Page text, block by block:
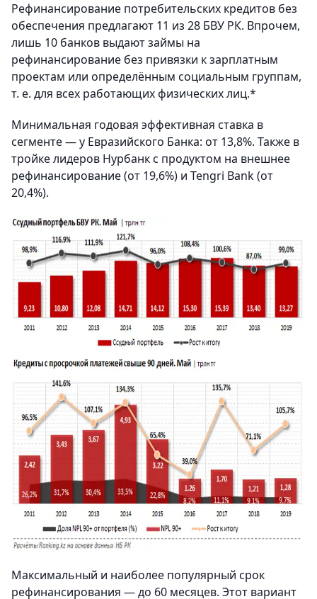
Рефинансирование потребительских кредитов без
обеспечения предлагают 11 из 28 БВУ РК. Впрочем,
лишь 10 банков выдают займы на
рефинансирование без привязки к зарплатным
проектам или определённым социальным группам,
т. е. для всех работающих физических лиц.*
Минимальная годовая эффективная ставка в
сегменте — у Евразийского Банка: от 13,8%. Также в
тройке лидеров Нурбанк с продуктом на внешнее
рефинансирование (от 19,6%) и Tengri Bank (от
20,4%).
Максимальный и наиболее популярный срок
рефинансирования — до 60 месяцев. Этот вариант